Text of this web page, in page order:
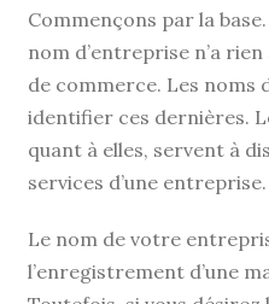
Commençons par la
nom d’entreprise n’a
de commerce. Les noms
identifier ces dernières.
quant à elles, servent à
services d’une entreprise.
Le nom de votre
l’enregistrement d’une